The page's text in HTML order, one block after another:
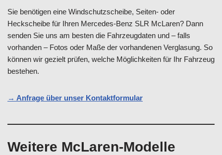
Sie benötigen eine Windschutzscheibe, Seiten- oder
Heckscheibe für Ihren Mercedes-Benz SLR McLaren? Dann
senden Sie uns am besten die Fahrzeugdaten und – falls
vorhanden – Fotos oder Maße der vorhandenen Verglasung. So
können wir gezielt prüfen, welche Möglichkeiten für Ihr Fahrzeug
bestehen.
→ Anfrage über unser Kontaktformular
Weitere McLaren-Modelle